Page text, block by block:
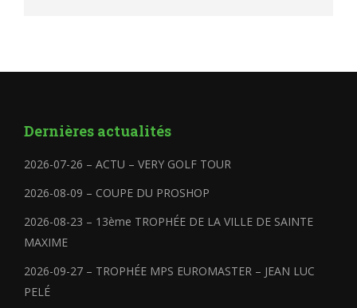
Dernières actualités
2026-07-26 – ACTU – VERY GOLF TOUR
2026-08-09 – COUPE DU PROSHOP
2026-08-23 – 13ème TROPHÉE DE LA VILLE DE SAINTE
MAXIME
2026-09-27 – TROPHÉE MPS EUROMASTER – JEAN LUC
PELÉ